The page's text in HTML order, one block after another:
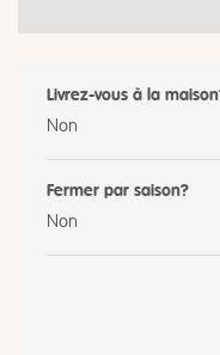
Livrez-vous à la
Non
Fermer par saison?
Non